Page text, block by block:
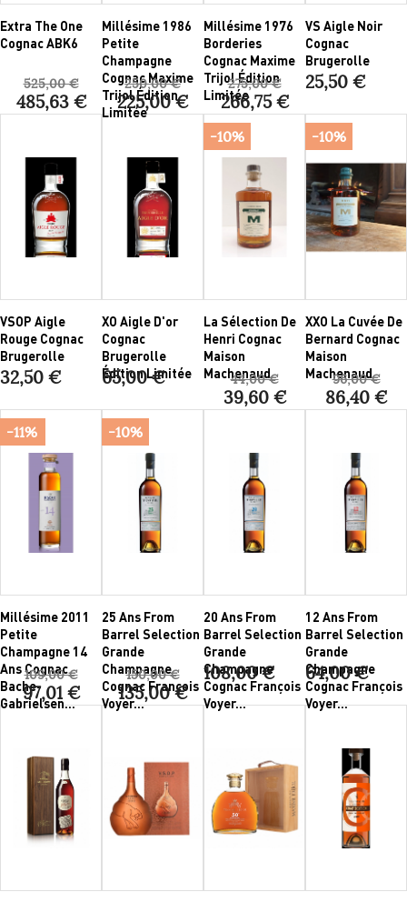
Extra The One
Cognac ABK6
525,00 €
485,63 €
Millésime 1986
Petite
Champagne
Cognac Maxime
Trijol Édition
Limitée
250,00 €
225,00 €
Millésime 1976
Borderies
Cognac Maxime
Trijol Édition
Limitée
275,00 €
266,75 €
VS Aigle Noir
Cognac
Brugerolle
25,50 €
VSOP Aigle
Rouge Cognac
Brugerolle
32,50 €
XO Aigle D'or
Cognac
Brugerolle
Édition Limitée
65,00 €
La Sélection De
Henri Cognac
Maison
Machenaud
44,00 €
39,60 €
-10%
XXO La Cuvée De
Bernard Cognac
Maison
Machenaud
96,00 €
86,40 €
-10%
Millésime 2011
Petite
Champagne 14
Ans Cognac
Bache-
Gabrielsen...
109,00 €
97,01 €
-11%
25 Ans From
Barrel Selection
Grande
Champagne
Cognac François
Voyer...
150,00 €
135,00 €
-10%
20 Ans From
Barrel Selection
Grande
Champagne
Cognac François
Voyer...
108,00 €
12 Ans From
Barrel Selection
Grande
Champagne
Cognac François
Voyer...
64,00 €